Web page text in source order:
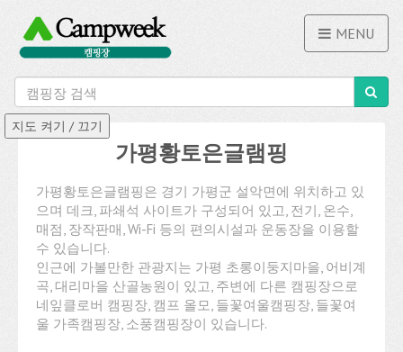
MENU
가평황토은글램핑
가평황토은글램핑은 경기 가평군 설악면에 위치하고 있
으며 데크, 파쇄석 사이트가 구성되어 있고, 전기, 온수,
매점, 장작판매, Wi-Fi 등의 편의시설과 운동장을 이용할
수 있습니다.
인근에 가볼만한 관광지는 가평 초롱이둥지마을, 어비계
곡, 대리마을 산골농원이 있고, 주변에 다른 캠핑장으로
네잎클로버 캠핑장, 캠프 올모, 들꽃여울캠핑장, 들꽃여
울 가족캠핑장, 소풍캠핑장이 있습니다.